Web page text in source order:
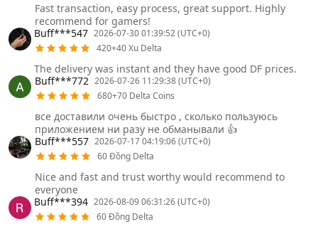
Fast transaction, easy process, great support. Highly
recommend for gamers!
Buff***547 2026-07-30 01:39:52 (UTC+0)
420+40 Xu Delta
The delivery was instant and they have good DF prices.
Buff***772 2026-07-26 11:29:38 (UTC+0)
680+70 Delta Coins
все доставили очень быстро , сколько пользуюсь
приложением ни разу не обманывали 👍
Buff***557 2026-07-17 04:19:06 (UTC+0)
60 Đồng Delta
Nice and fast and trust worthy would recommend to
everyone
Buff***394 2026-08-09 06:31:26 (UTC+0)
60 Đồng Delta